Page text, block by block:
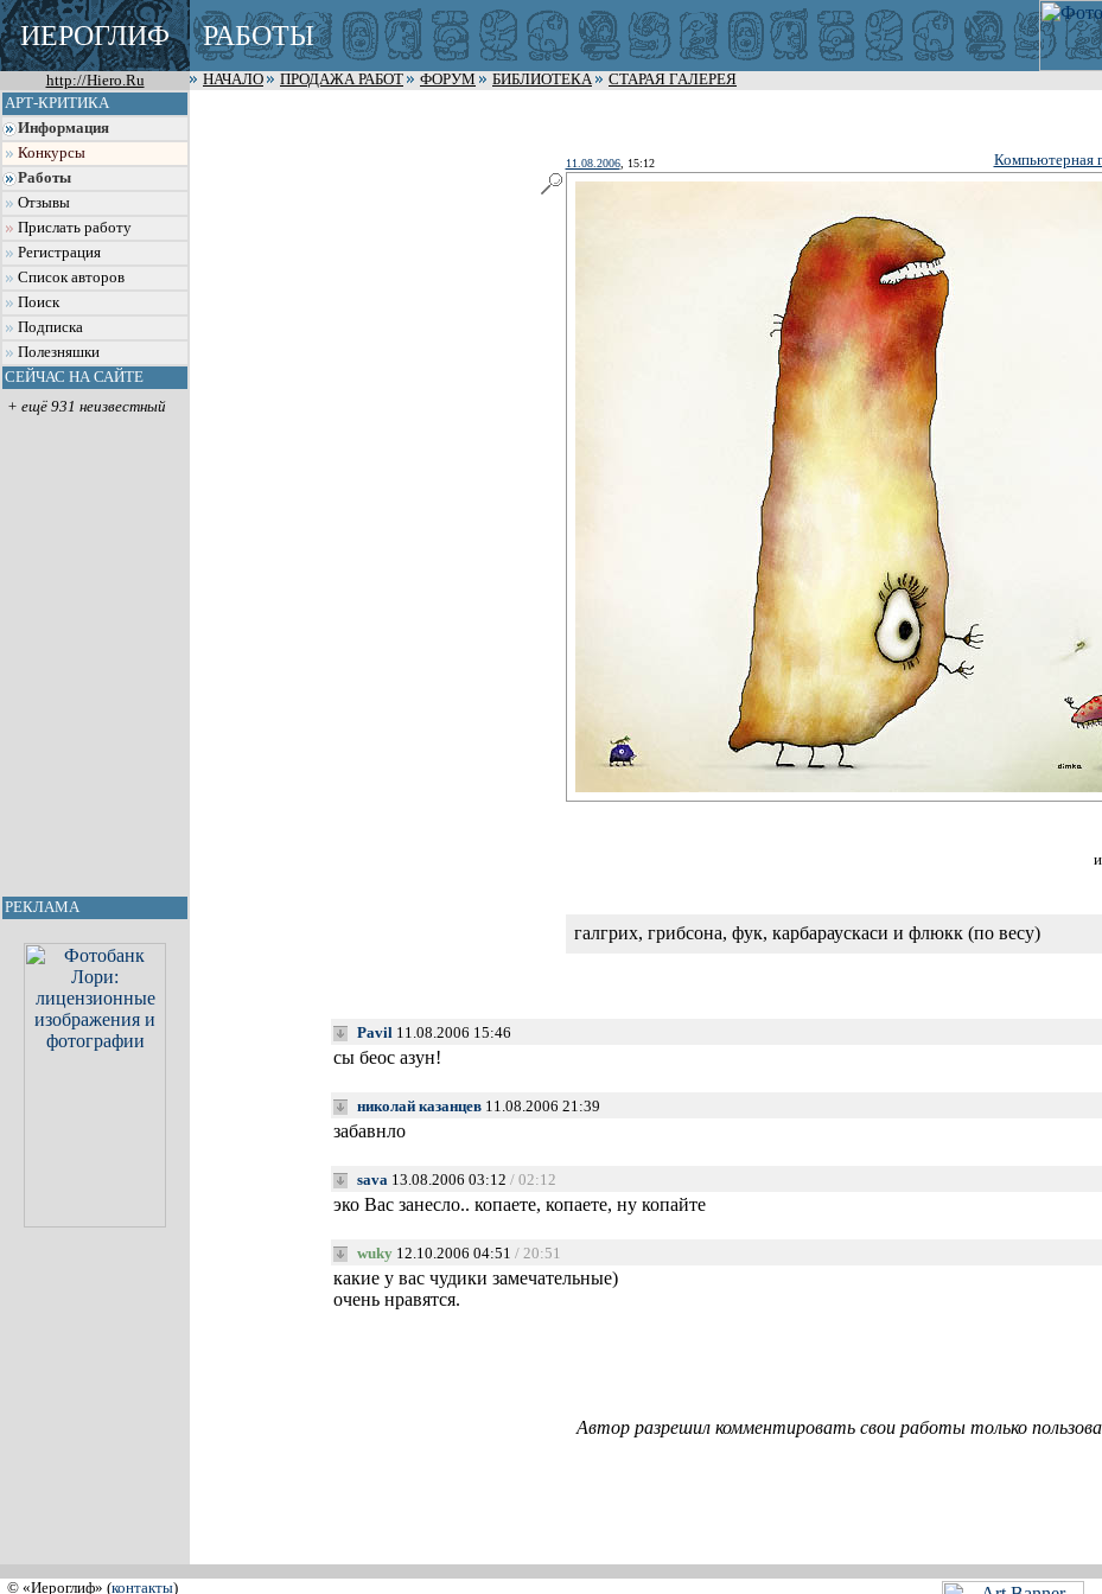
ИЕРОГЛИФ РАБОТЫ
http://Hiero.Ru НАЧАЛО ПРОДАЖА РАБОТ ФОРУМ БИБЛИОТЕКА
СТАРАЯ ГАЛЕРЕЯ
АРТ-КРИТИКА
Информация
Конкурсы
Работы
Отзывы
Прислать работу
Регистрация
Список авторов
Поиск
Подписка
Полезняшки
СЕЙЧАС НА САЙТЕ
+ ещё 931 неизвестный
РЕКЛАМА
11.08.2006, 15:12 Компьютерная
галгрих, грибсона, фук, карбараускаси и флюкк (по весу)
Pavil11.08.2006 15:46
сы беос азун!
николай казанцев11.08.2006 21:39
забавнло
sava13.08.2006 03:12 / 02:12
эко Вас занесло.. копаете, копаете, ну копайте
wuky12.10.2006 04:51 / 20:51
какие у вас чудики замечательные)
очень нравятся.
Автор разрешил комментировать свои работы только
© «Иероглиф» (контакты)